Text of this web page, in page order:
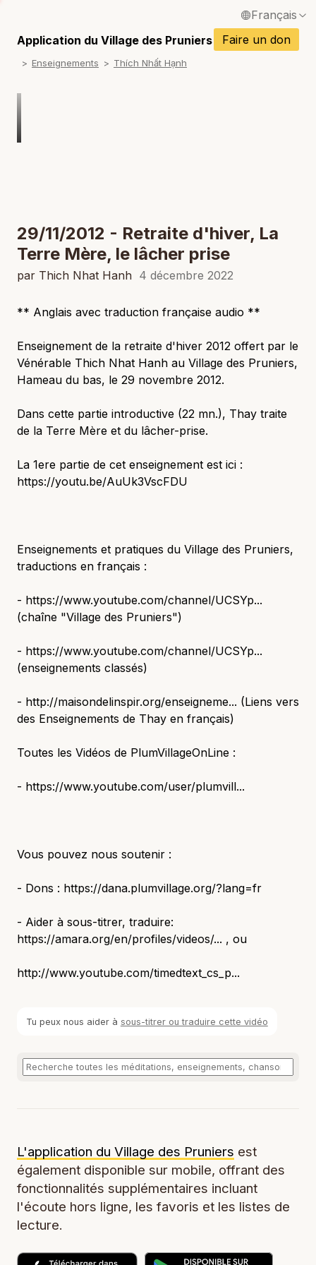
Français
English / Anglais
Español / Espagnol
Application du Village des Pruniers Faire un don
Enseignements Thích Nhất Hạnh
29/11/2012 - Retraite d'hiver, La
Terre Mère, le lâcher prise
par Thich Nhat Hanh 4 décembre 2022
** Anglais avec traduction française audio **
Enseignement de la retraite d'hiver 2012 offert par le
Vénérable Thich Nhat Hanh au Village des Pruniers,
Hameau du bas, le 29 novembre 2012.
Dans cette partie introductive (22 mn.), Thay traite
de la Terre Mère et du lâcher-prise.
La 1ere partie de cet enseignement est ici :
https://youtu.be/AuUk3VscFDU
Enseignements et pratiques du Village des Pruniers,
traductions en français :
- https://www.youtube.com/channel/UCSYp...
(chaîne "Village des Pruniers")
- https://www.youtube.com/channel/UCSYp...
(enseignements classés)
- http://maisondelinspir.org/enseigneme... (Liens vers
des Enseignements de Thay en français)
Toutes les Vidéos de PlumVillageOnLine :
- https://www.youtube.com/user/plumvill...
Vous pouvez nous soutenir :
- Dons : https://dana.plumvillage.org/?lang=fr
- Aider à sous-titrer, traduire:
https://amara.org/en/profiles/videos/... , ou
http://www.youtube.com/timedtext_cs_p...
Tu peux nous aider à sous-titrer ou traduire cette vidéo
L'application du Village des Pruniers est
également disponible sur mobile, offrant des
fonctionnalités supplémentaires incluant
l'écoute hors ligne, les favoris et les listes de
lecture.